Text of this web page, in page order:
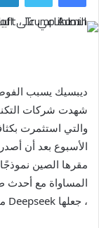
ديبسيك يسبب
شهدت شركات
والتي استثمرت
الأسبوع بعد أن
مقرها الصين
، جعلها Deepseek مجانية و المصدر المفتوح.